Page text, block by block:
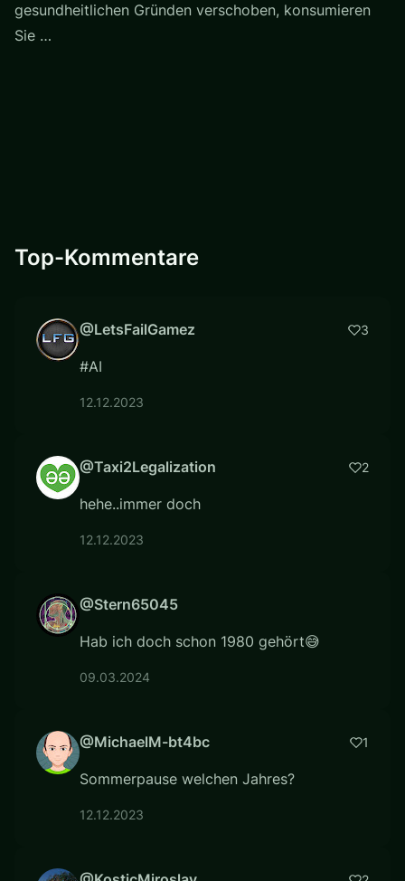
gesundheitlichen Gründen verschoben, konsumieren
Sie …
Top-Kommentare
@LetsFailGamez 3
#AI
12.12.2023
@Taxi2Legalization 2
hehe..immer doch
12.12.2023
@Stern65045
Hab ich doch schon 1980 gehört😅
09.03.2024
@MichaelM-bt4bc 1
Sommerpause welchen Jahres?
12.12.2023